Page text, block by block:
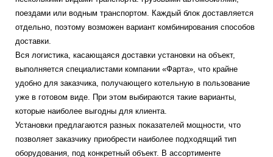
поездами или водным транспортом. Каждый блок доставляется
отдельно, поэтому возможен вариант комбинирования способов
доставки.
Вся логистика, касающаяся доставки установки на объект,
выполняется специалистами компании «Фарта», что крайне
удобно для заказчика, получающего котельную в пользование
уже в готовом виде. При этом выбираются такие варианты,
которые наиболее выгодны для клиента.
Установки предлагаются разных показателей мощности, что
позволяет заказчику приобрести наиболее подходящий тип
оборудования, под конкретный объект. В ассортименте